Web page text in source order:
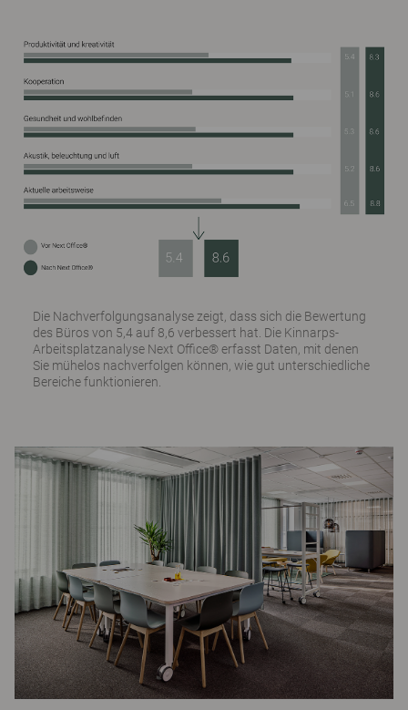
Die Nachverfolgungsanalyse zeigt, dass sich die Bewertung
des Büros von 5,4 auf 8,6 verbessert hat. Die Kinnarps-
Arbeitsplatzanalyse Next Office® erfasst Daten, mit denen
Sie mühelos nachverfolgen können, wie gut unterschiedliche
Bereiche funktionieren.